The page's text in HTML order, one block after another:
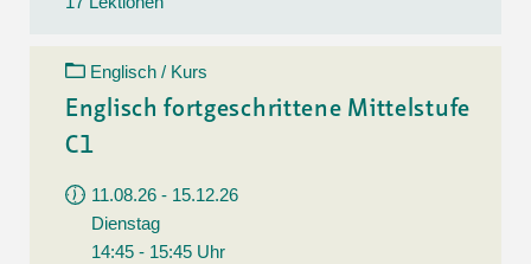
Englisch / Kurs
Englisch fortgeschrittene Mittelstufe
C1
11.08.26 - 15.12.26
Dienstag
14:45 - 15:45 Uhr